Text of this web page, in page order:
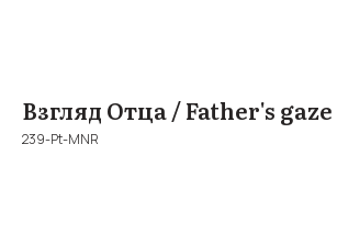
Взгляд Отца / Father's gaze
239-Pt-MNR